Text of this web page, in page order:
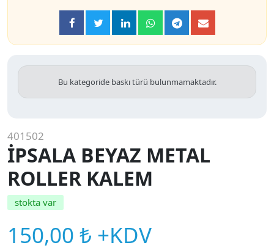
Bu kategoride baskı türü bulunmamaktadır.
401502
İPSALA BEYAZ METAL
ROLLER KALEM
stokta var
150,00 ₺ +KDV